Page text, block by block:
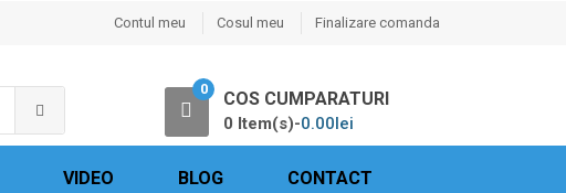
Contul meu Cosul meu Finalizare comanda
0 COS CUMPARATURI
0 Item(s)-0.00lei
VIDEO BLOG CONTACT